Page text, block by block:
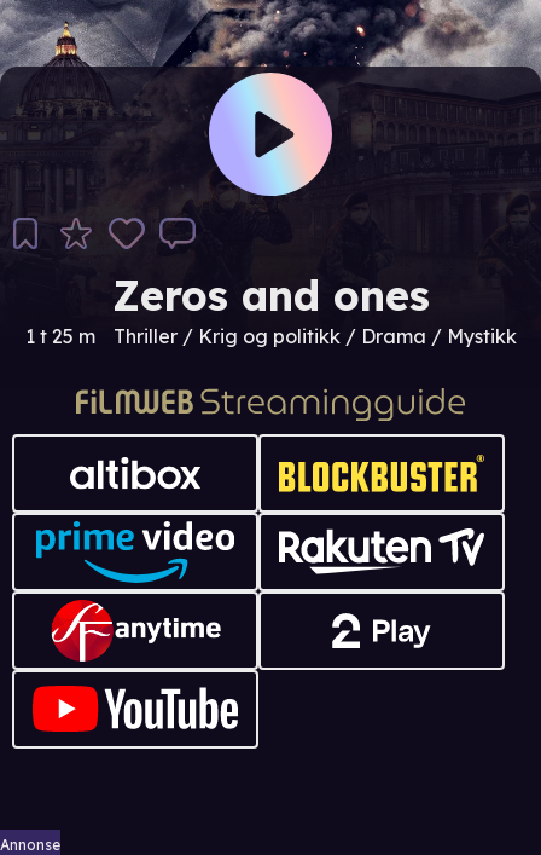
Zeros and ones
1 t 25 m Thriller / Krig og politikk / Drama / Mystikk
Annonse